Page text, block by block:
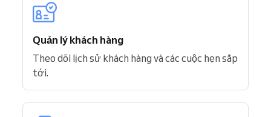
Quản lý khách hàng
Theo dõi lịch sử khách hàng và các cuộc hẹn sắp
tới.